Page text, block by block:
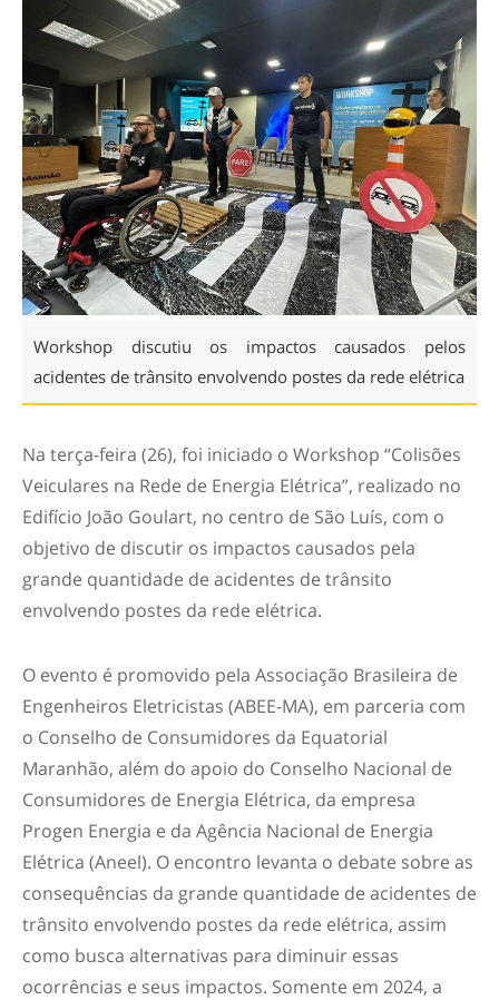
Workshop discutiu os impactos causados pelos
acidentes de trânsito envolvendo postes da rede elétrica
Na terça-feira (26), foi iniciado o Workshop “Colisões
Veiculares na Rede de Energia Elétrica”, realizado no
Edifício João Goulart, no centro de São Luís, com o
objetivo de discutir os impactos causados pela
grande quantidade de acidentes de trânsito
envolvendo postes da rede elétrica.
O evento é promovido pela Associação Brasileira de
Engenheiros Eletricistas (ABEE-MA), em parceria com
o Conselho de Consumidores da Equatorial
Maranhão, além do apoio do Conselho Nacional de
Consumidores de Energia Elétrica, da empresa
Progen Energia e da Agência Nacional de Energia
Elétrica (Aneel). O encontro levanta o debate sobre as
consequências da grande quantidade de acidentes de
trânsito envolvendo postes da rede elétrica, assim
como busca alternativas para diminuir essas
ocorrências e seus impactos. Somente em 2024, a